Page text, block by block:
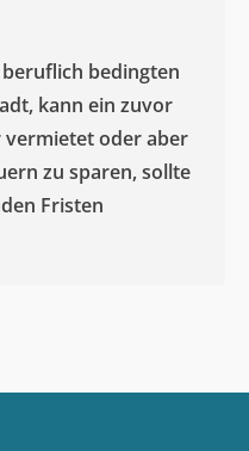
bedingten
kann ein zuvor
vermietet oder aber
zu sparen, sollte
Fristen